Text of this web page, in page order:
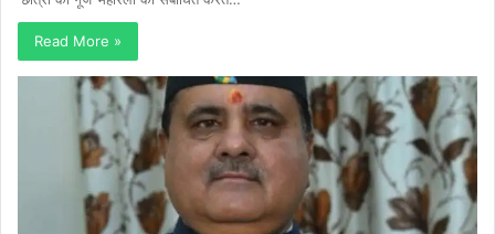
Read More »